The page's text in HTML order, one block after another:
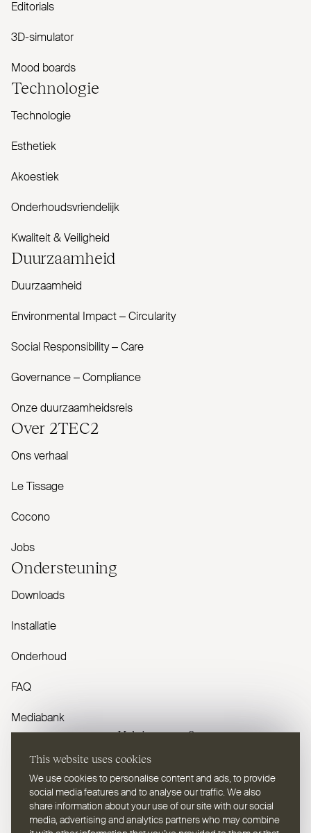
This website uses cookies
We use cookies to personalise content and ads, to provide
social media features and to analyse our traffic. We also
share information about your use of our site with our social
media, advertising and analytics partners who may combine
Editorials
3D-simulator
Mood boards
Tech­nologie
Technologie
Esthetiek
Akoestiek
Onderhoudsvriendelijk
Kwaliteit & Veiligheid
Duur­zaamheid
Duurzaamheid
Envi­ronmental Impact – Cir­cularity
Social Responsibility – Care
Governance – Com­pliance
Onze duurzaamheidsreis
Over 2TEC2
Ons verhaal
Le Tissage
Cocono
Jobs
Onder­steuning
Downloads
Installatie
Onderhoud
FAQ
Mediabank
Heb je vragen?